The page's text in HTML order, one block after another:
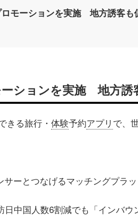
モーションを実施 地方誘客も
ションを実施 地方誘
きる旅行・ 体験予約アプリで、
ーとつなげるマッチングプラ
日中国人数6割減でも「インバ